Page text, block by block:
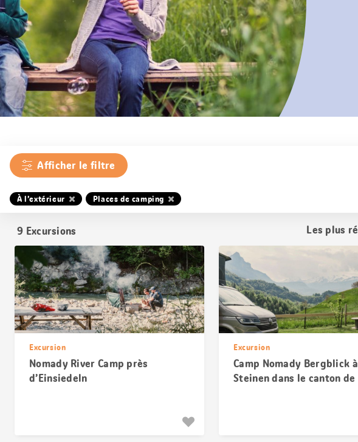
Afficher le filtre
À l’extérieur Places de camping
9 Excursions
Trier
résultats
Excursion
Nomady River Camp près
d’Einsiedeln
Excursion
Camp Nomady Bergblick à
Steinen dans le canton de